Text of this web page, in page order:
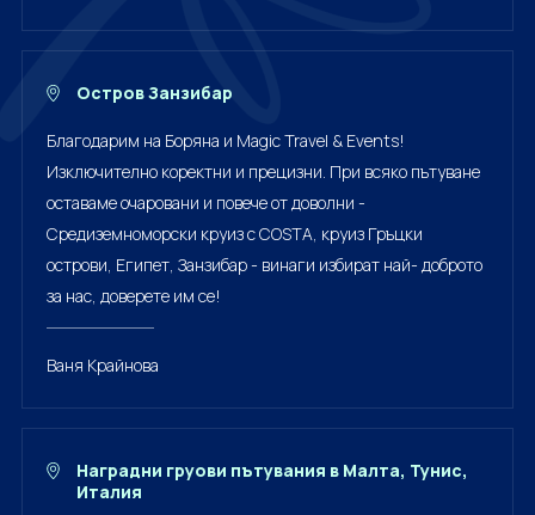
Остров Занзибар
Благодарим на Боряна и Magic Travel & Events!
Изключително коректни и прецизни. При всяко пътуване
оставаме очаровани и повече от доволни -
Средиземноморски круиз с COSTA, круиз Гръцки
острови, Египет, Занзибар - винаги избират най- доброто
за нас, доверете им се!
Ваня Крайнова
Наградни груови пътувания в Малта, Тунис,
Италия